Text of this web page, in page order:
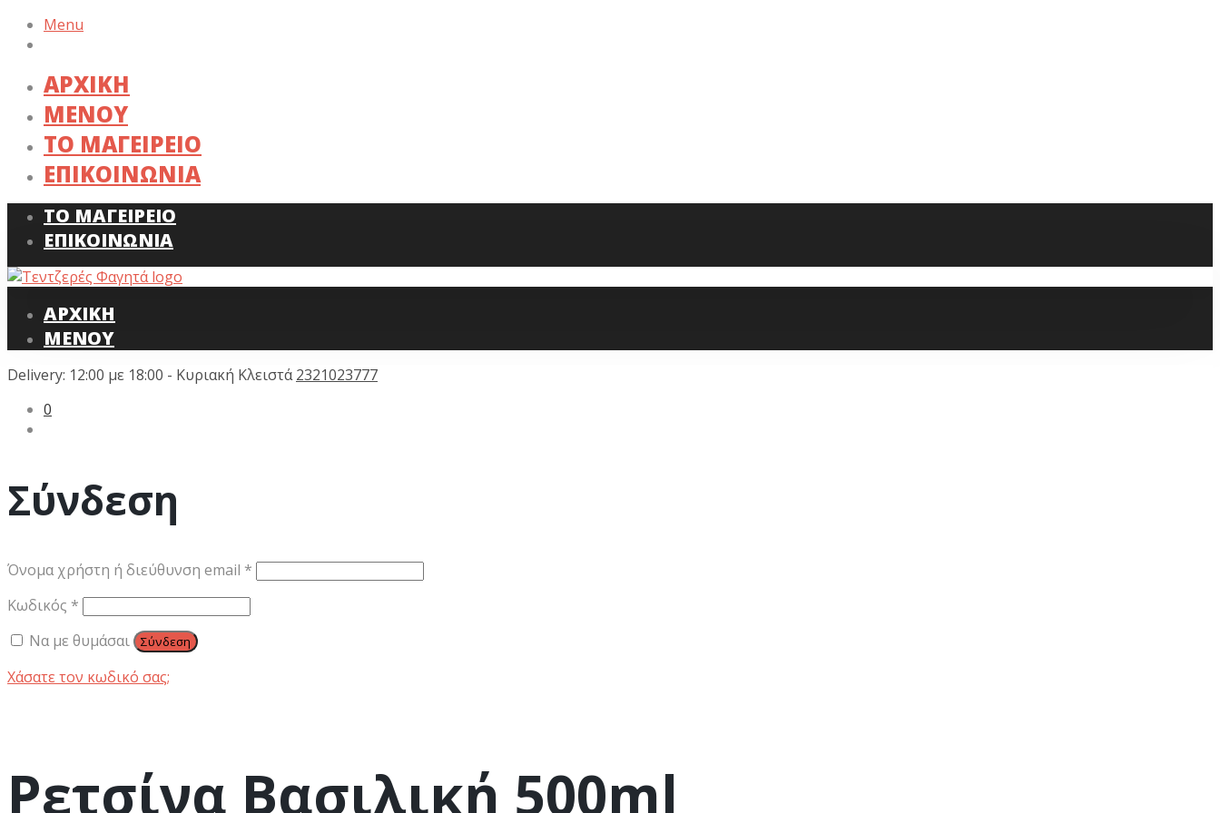
Menu
ΑΡΧΙΚΗ
ΜΕΝΟΥ
ΤΟ ΜΑΓΕΙΡΕΙΟ
ΕΠΙΚΟΙΝΩΝΙΑ
ΤΟ ΜΑΓΕΙΡΕΙΟ
ΕΠΙΚΟΙΝΩΝΙΑ
ΑΡΧΙΚΗ
ΜΕΝΟΥ
Delivery: 12:00 με 18:00 - Κυριακή Κλειστά2321023777
0
Σύνδεση
Όνομα χρήστη ή διεύθυνση email * Απαιτείται
Κωδικός * Απαιτείται
Να με θυμάσαι
Σύνδεση
Χάσατε τον κωδικό σας;
Ρετσίνα Βασιλική 500ml